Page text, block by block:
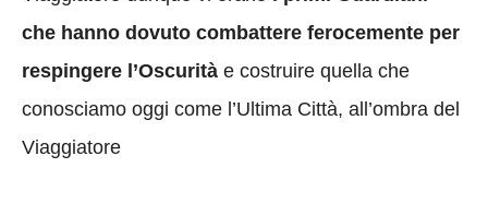
che hanno dovuto combattere ferocemente per
respingere l’Oscurità e costruire quella che
conosciamo oggi come l’Ultima Città, all’ombra del
Viaggiatore